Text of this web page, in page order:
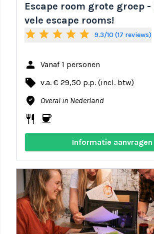
Escape room grote groep
vele escape rooms!
star star star star star 9.3/10 (17 reviews)
person Vanaf 1 personen
local_offer v.a. € 29,50 p.p. (incl. btw)
where_to_vote Overal in Nederland
restaurant coffee
Informatie aanvragen